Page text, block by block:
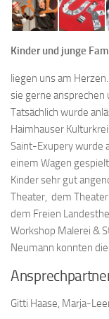
Kinder und junge
liegen uns am
sie gerne ansprechen
Tatsächlich wurde
Haimhauser
Saint-Exupery wurde
einem Wagen
Kinder sehr gut
Theater, dem
dem Freien
Workshop Malerei &
Neumann konnten
Gitti Haase, Marja-